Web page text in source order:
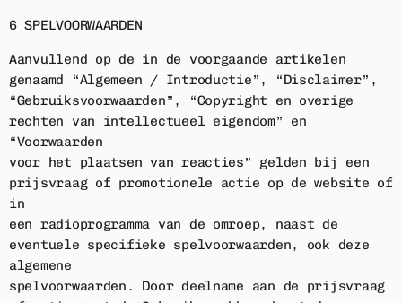
6 SPELVOORWAARDEN
Aanvullend op de in de voorgaande artikelen
genaamd “Algemeen / Introductie”, “Disclaimer”,
“Gebruiksvoorwaarden”, “Copyright en overige
rechten van intellectueel eigendom” en
“Voorwaarden
voor het plaatsen van reacties” gelden bij een
prijsvraag of promotionele actie op de website of
in
een radioprogramma van de omroep, naast de
eventuele specifieke spelvoorwaarden, ook deze
algemene
spelvoorwaarden. Door deelname aan de prijsvraag